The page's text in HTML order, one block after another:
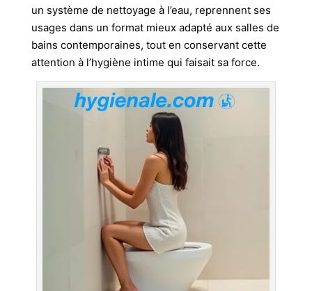
un système de nettoyage à l’eau, reprennent ses
usages dans un format mieux adapté aux salles de
bains contemporaines, tout en conservant cette
attention à l’hygiène intime qui faisait sa force.